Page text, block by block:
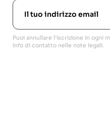
Puoi annullare l'iscrizione in ogni
info di contatto nelle note legali.